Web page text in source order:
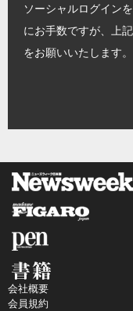
ソーシャルログイン
にお手数ですが、上
をお願いいたします。
会社概要
会員規約